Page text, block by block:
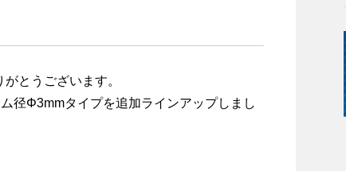
とうございます。
径Φ3mmタイプを追加ラインアップしまし